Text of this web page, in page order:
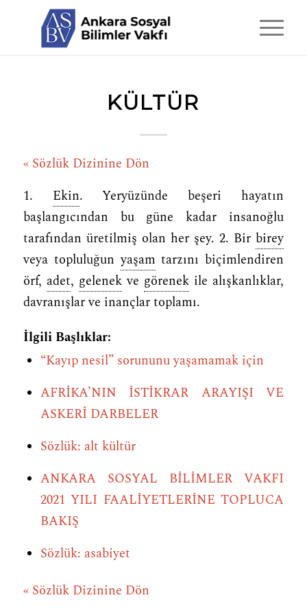
KÜLTÜR
« Sözlük Dizinine Dön
1. Ekin. Yeryüzünde beşeri hayatın
başlangıcından bu güne kadar insanoğlu
tarafından üretilmiş olan her şey. 2. Bir birey
veya topluluğunyaşam tarzını biçimlendiren
örf, adet, gelenekve görenek ile alışkanlıklar,
davranışlar ve inançlar toplamı.
İlgili Başlıklar:
“Kayıp nesil” sorununu yaşamamak için
AFRİKA’NIN İSTİKRAR ARAYIŞI VE
ASKERÎ DARBELER
Sözlük: alt kültür
ANKARA SOSYAL BİLİMLER VAKFI
2021 YILI FAALİYETLERİNE TOPLUCA
BAKIŞ
Sözlük: asabiyet
« Sözlük Dizinine Dön